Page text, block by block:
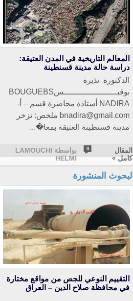
المعالم التاريخية في المدن العتيقة:
دراسة حالة مدينة قسنطينة
الدكتورة نذيرة
بوقبــــــــــــــــــــــسBOUGUEBS
NADIRA أستاذة محاضرة قسم – أ-
bnadira@gmail.com ملخص: تزخر
مدينة قسنطينة العتيقة بمعا�...
بواسطة LAMOUCHI
HELMI
0
المقال
كامل »
البحوث المنشورة
التقييم النوعي للجص من مواقع مختارة
في محافظة صلاح الدين – العراق